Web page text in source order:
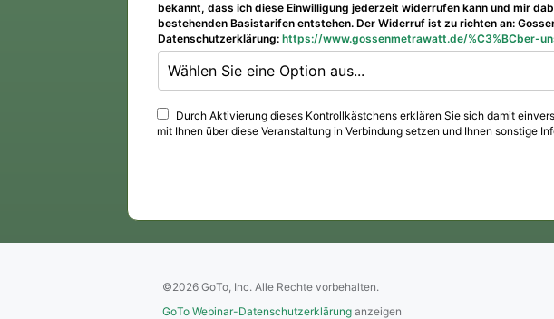
bekannt, dass ich diese Einwilligung jederzeit widerrufen kann und mir
bestehenden Basistarifen entstehen. Der Widerruf ist zu richten an:
Datenschutzerklärung: https://www.gossenmetrawatt.de/%C3%BCber-
Wählen Sie eine Option aus...
Durch Aktivierung dieses Kontrollkästchens erklären Sie sich damit
mit Ihnen über diese Veranstaltung in Verbindung setzen und Ihnen sonstige
©2026 GoTo, Inc. Alle Rechte vorbehalten.
GoTo Webinar-Datenschutzerklärung anzeigen